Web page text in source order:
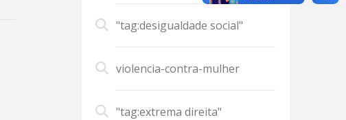
"tag:desigualdade social"
violencia-contra-mulher
"tag:extrema direita"